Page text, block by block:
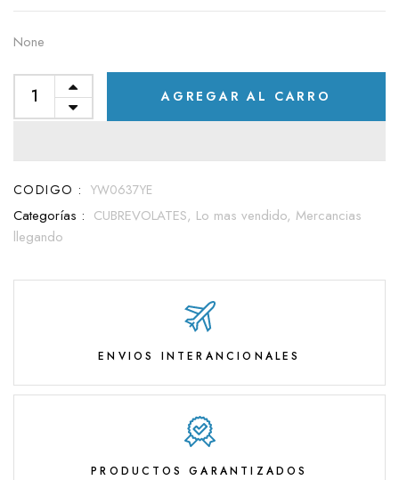
None
AGREGAR AL CARRO
CODIGO : YW0637YE
Categorías : CUBREVOLATES, Lo mas vendido, Mercancias
llegando
ENVIOS INTERANCIONALES
PRODUCTOS GARANTIZADOS